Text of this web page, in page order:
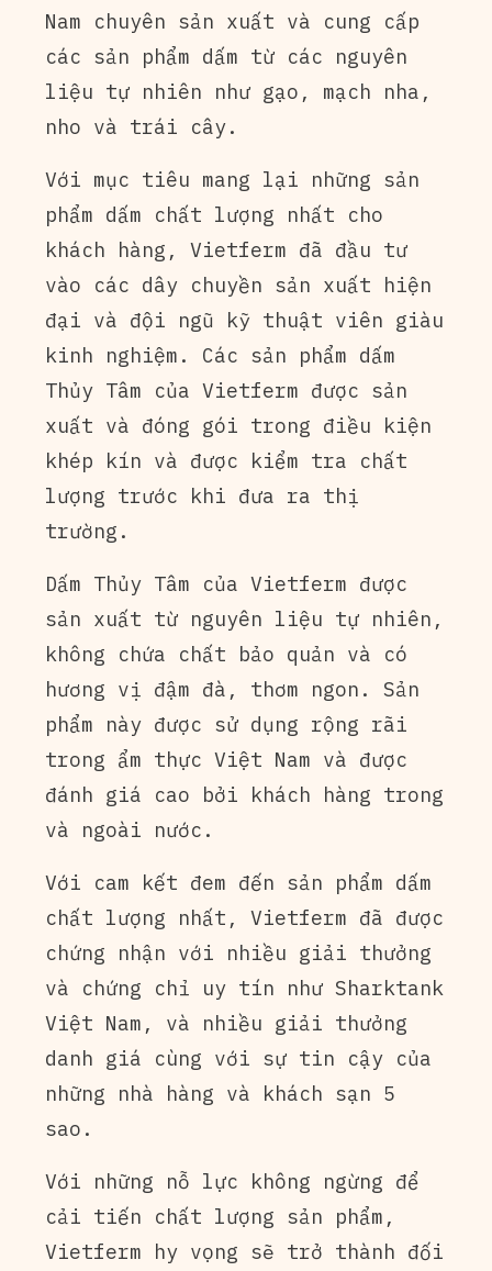
Nam chuyên sản xuất và cung cấp
các sản phẩm dấm từ các nguyên
liệu tự nhiên như gạo, mạch nha,
nho và trái cây.
Với mục tiêu mang lại những sản
phẩm dấm chất lượng nhất cho
khách hàng, Vietferm đã đầu tư
vào các dây chuyền sản xuất hiện
đại và đội ngũ kỹ thuật viên giàu
kinh nghiệm. Các sản phẩm dấm
Thủy Tâm của Vietferm được sản
xuất và đóng gói trong điều kiện
khép kín và được kiểm tra chất
lượng trước khi đưa ra thị
trường.
Dấm Thủy Tâm của Vietferm được
sản xuất từ nguyên liệu tự nhiên,
không chứa chất bảo quản và có
hương vị đậm đà, thơm ngon. Sản
phẩm này được sử dụng rộng rãi
trong ẩm thực Việt Nam và được
đánh giá cao bởi khách hàng trong
và ngoài nước.
Với cam kết đem đến sản phẩm dấm
chất lượng nhất, Vietferm đã được
chứng nhận với nhiều giải thưởng
và chứng chỉ uy tín như Sharktank
Việt Nam, và nhiều giải thưởng
danh giá cùng với sự tin cậy của
những nhà hàng và khách sạn 5
sao.
Với những nỗ lực không ngừng để
cải tiến chất lượng sản phẩm,
Vietferm hy vọng sẽ trở thành đối